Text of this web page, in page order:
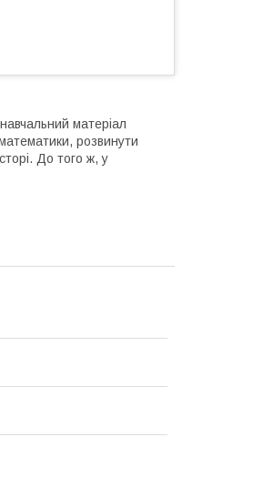
матеріал
розвинути
До того ж, у